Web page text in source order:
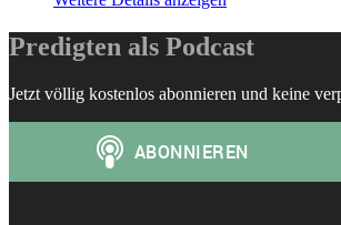
Predigten als Podcast
Jetzt völlig kostenlos abonnieren und keine